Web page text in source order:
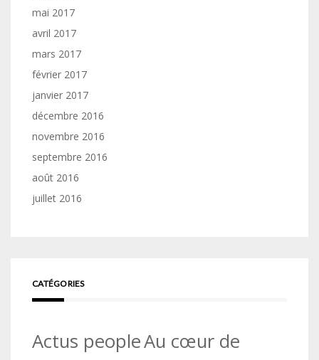
mai 2017
avril 2017
mars 2017
février 2017
janvier 2017
décembre 2016
novembre 2016
septembre 2016
août 2016
juillet 2016
CATÉGORIES
Actus peopleAu cœur de